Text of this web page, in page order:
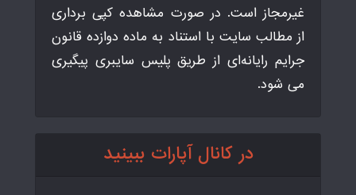
غیرمجاز است. در صورت مشاهده کپی برداری
از مطالب سایت با استناد به ماده دوازده قانون
جرایم رایانه‌ای از طریق پلیس سایبری پیگیری
می شود.
در کانال آپارات ببینید